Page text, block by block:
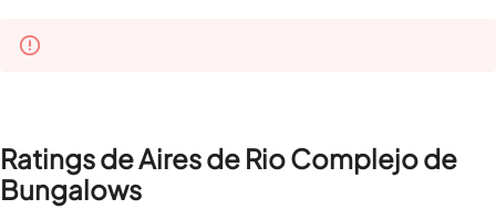
Ratings de Aires de Rio Complejo de
Bungalows